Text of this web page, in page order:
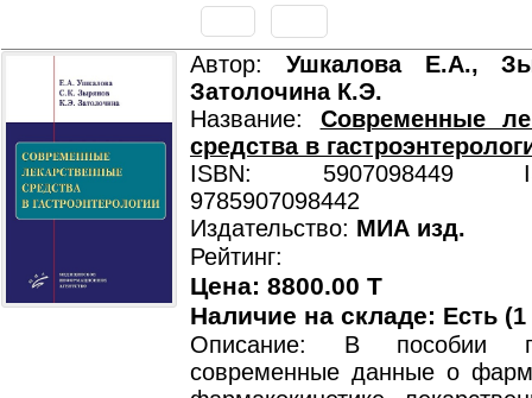
Автор: Ушкалова E.А.,
Затолочина К.Э.
Название: Современные
средства в
ISBN: 5907098449
9785907098442
Издательство: МИА изд.
Рейтинг:
Цена: 8800.00 T
Наличие на складе: Есть
Описание: В пособии
современные данные о